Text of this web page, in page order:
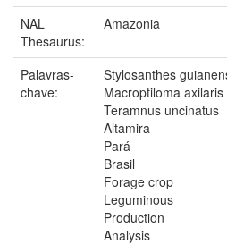
NAL
Thesaurus:
Amazonia
Palavras-
chave:
Stylosanthes
Macroptiloma axilaris
Teramnus uncinatus
Altamira
Pará
Brasil
Forage crop
Leguminous
Production
Analysis